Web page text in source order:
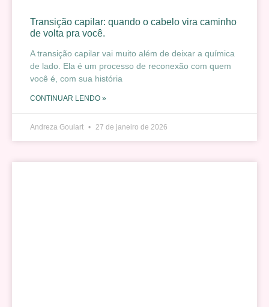
Transição capilar: quando o cabelo vira caminho
de volta pra você.
A transição capilar vai muito além de deixar a química
de lado. Ela é um processo de reconexão com quem
você é, com sua história
CONTINUAR LENDO »
Andreza Goulart 27 de janeiro de 2026